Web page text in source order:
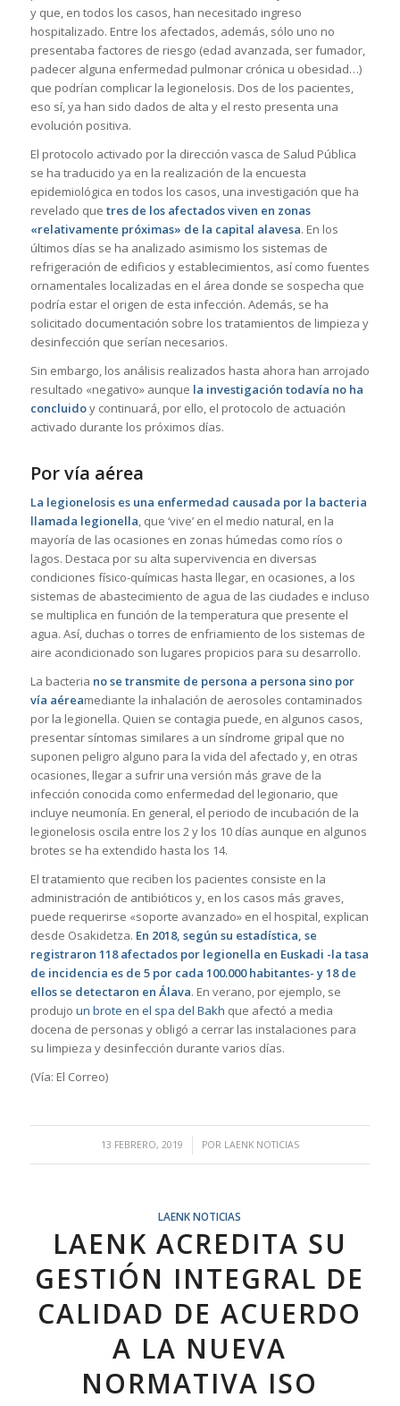
y que, en todos los casos, han necesitado ingreso
hospitalizado. Entre los afectados, además, sólo uno no
presentaba factores de riesgo (edad avanzada, ser fumador,
padecer alguna enfermedad pulmonar crónica u obesidad…)
que podrían complicar la legionelosis. Dos de los pacientes,
eso sí, ya han sido dados de alta y el resto presenta una
evolución positiva.
El protocolo activado por la dirección vasca de Salud Pública
se ha traducido ya en la realización de la encuesta
epidemiológica en todos los casos, una investigación que ha
revelado que tres de los afectados viven en zonas
«relativamente próximas» de la capital alavesa. En los
últimos días se ha analizado asimismo los sistemas de
refrigeración de edificios y establecimientos, así como fuentes
ornamentales localizadas en el área donde se sospecha que
podría estar el origen de esta infección. Además, se ha
solicitado documentación sobre los tratamientos de limpieza y
desinfección que serían necesarios.
Sin embargo, los análisis realizados hasta ahora han arrojado
resultado «negativo» aunque la investigación todavía no ha
concluidoy continuará, por ello, el protocolo de actuación
activado durante los próximos días.
Por vía aérea
La legionelosis es una enfermedad causada por la bacteria
llamada legionella, que ‘vive’ en el medio natural, en la
mayoría de las ocasiones en zonas húmedas como ríos o
lagos. Destaca por su alta supervivencia en diversas
condiciones físico-químicas hasta llegar, en ocasiones, a los
sistemas de abastecimiento de agua de las ciudades e incluso
se multiplica en función de la temperatura que presente el
agua. Así, duchas o torres de enfriamiento de los sistemas de
aire acondicionado son lugares propicios para su desarrollo.
La bacteria no se transmite de persona a persona sino por
vía aéreamediante la inhalación de aerosoles contaminados
por la legionella. Quien se contagia puede, en algunos casos,
presentar síntomas similares a un síndrome gripal que no
suponen peligro alguno para la vida del afectado y, en otras
ocasiones, llegar a sufrir una versión más grave de la
infección conocida como enfermedad del legionario, que
incluye neumonía. En general, el periodo de incubación de la
legionelosis oscila entre los 2 y los 10 días aunque en algunos
brotes se ha extendido hasta los 14.
El tratamiento que reciben los pacientes consiste en la
administración de antibióticos y, en los casos más graves,
puede requerirse «soporte avanzado» en el hospital, explican
desde Osakidetza. En 2018, según su estadística, se
registraron 118 afectados por legionella en Euskadi -la tasa
de incidencia es de 5 por cada 100.000 habitantes- y 18 de
ellos se detectaron en Álava. En verano, por ejemplo, se
produjo un brote en el spa del Bakh que afectó a media
docena de personas y obligó a cerrar las instalaciones para
su limpieza y desinfección durante varios días.
(Vía: El Correo)
13 FEBRERO, 2019
/ POR LAENK NOTICIAS
LAENK NOTICIAS
LAENK ACREDITA SU
GESTIÓN INTEGRAL DE
CALIDAD DE ACUERDO
A LA NUEVA
NORMATIVA ISO